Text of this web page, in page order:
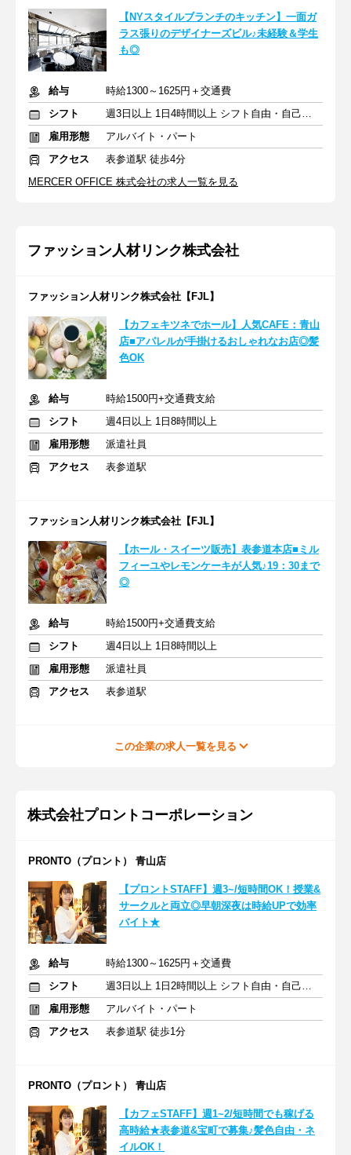
【NYスタイルブランチのキッチン】一面ガ
ラス張りのデザイナーズビル♪未経験＆学生
も◎
給与
時給1300～1625円＋交通費
シフト
週3日以上 1日4時間以上 シフト自由・自己申告
雇用形態
アルバイト・パート
アクセス
表参道駅 徒歩4分
MERCER OFFICE 株式会社の求人一覧を見る
ファッション人材リンク株式会社
ファッション人材リンク株式会社【FJL】
【カフェキツネでホール】人気CAFE：青山
店■アパレルが手掛けるおしゃれなお店◎髪
色OK
給与
時給1500円+交通費支給
シフト
週4日以上 1日8時間以上
雇用形態
派遣社員
アクセス
表参道駅
ファッション人材リンク株式会社【FJL】
【ホール・スイーツ販売】表参道本店■ミル
フィーユやレモンケーキが人気♪19：30まで
◎
給与
時給1500円+交通費支給
シフト
週4日以上 1日8時間以上
雇用形態
派遣社員
アクセス
表参道駅
この企業の求人一覧を見る
株式会社プロントコーポレーション
PRONTO（プロント） 青山店
【プロントSTAFF】週3~/短時間OK！授業&
サークルと両立◎早朝深夜は時給UPで効率
バイト★
給与
時給1300～1625円＋交通費
シフト
週3日以上 1日2時間以上 シフト自由・自己申告
雇用形態
アルバイト・パート
アクセス
表参道駅 徒歩1分
PRONTO（プロント） 青山店
【カフェSTAFF】週1~2/短時間でも稼げる
高時給★表参道&宝町で募集♪髪色自由・ネ
イルOK！